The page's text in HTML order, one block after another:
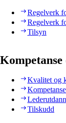
Regelverk
Regelverk
Tilsyn
Kvalitet og
Tilskudd